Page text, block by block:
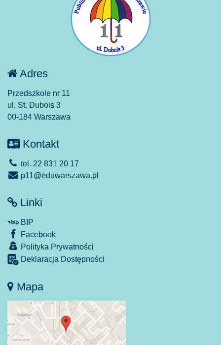
Adres
Przedszkole nr 11
ul. St. Dubois 3
00-184 Warszawa
Kontakt
tel. 22 831 20 17
p11@eduwarszawa.pl
Linki
BIP
Facebook
Polityka Prywatności
Deklaracja Dostępności
Mapa